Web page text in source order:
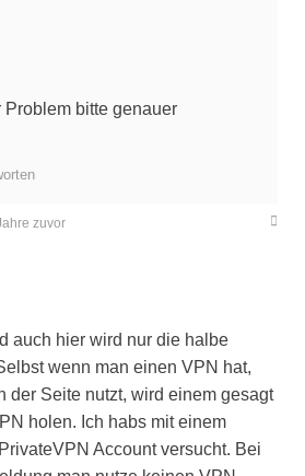
Problem bitte genauer
zuvor
auch hier wird nur die halbe
wenn man einen VPN hat,
der Seite nutzt, wird einem gesagt
holen. Ich habs mit einem
Account versucht. Bei